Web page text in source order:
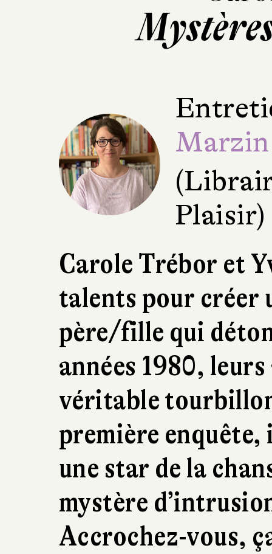
Marzin
Plaisir)
Carole Trébor et
talents pour créer
père/fille qui
années 1980,
véritable
première
une star de la
mystère
Accrochez-vous,